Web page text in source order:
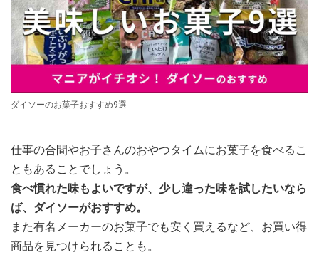
ダイソーのお菓子おすすめ9選
仕事の合間やお子さんのおやつタイムにお菓子を食べるこ
ともあることでしょう。
食べ慣れた味もよいですが、少し違った味を試したいなら
ば、ダイソーがおすすめ。
また有名メーカーのお菓子でも安く買えるなど、お買い得
商品を見つけられることも。